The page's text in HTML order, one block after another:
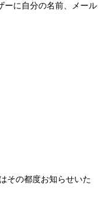
ーに自分の名前、メール
その都度お知らせいた